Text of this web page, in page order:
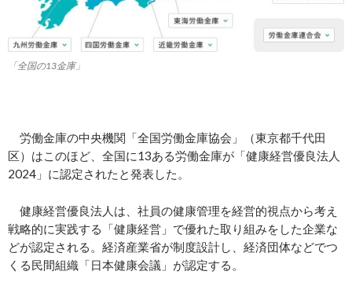
「全国の13金庫」
労働金庫の中央機関「全国労働金庫協会」（東京都千代田
区）はこのほど、全国に13ある労働金庫が「健康経営優良法人
2024」に認定されたと発表した。
健康経営優良法人は、社員の健康管理を経営的視点から考え
戦略的に実践する「健康経営」で優れた取り組みをした企業な
どが認定される。経済産業省が制度設計し、経済団体などでつ
くる民間組織「日本健康会議」が認定する。